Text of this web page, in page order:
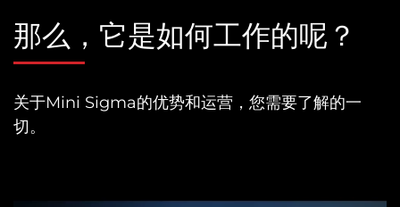
那么，它是如何工作的呢？
关于Mini Sigma的优势和运营，您需要了解的一
切。